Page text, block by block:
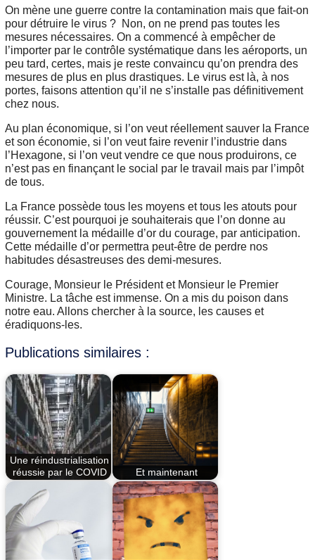
On mène une guerre contre la contamination mais que fait-on
pour détruire le virus ? Non, on ne prend pas toutes les
mesures nécessaires. On a commencé à empêcher de
l’importer par le contrôle systématique dans les aéroports, un
peu tard, certes, mais je reste convaincu qu’on prendra des
mesures de plus en plus drastiques. Le virus est là, à nos
portes, faisons attention qu’il ne s’installe pas définitivement
chez nous.
Au plan économique, si l’on veut réellement sauver la France
et son économie, si l’on veut faire revenir l’industrie dans
l’Hexagone, si l’on veut vendre ce que nous produirons, ce
n’est pas en finançant le social par le travail mais par l’impôt
de tous.
La France possède tous les moyens et tous les atouts pour
réussir. C’est pourquoi je souhaiterais que l’on donne au
gouvernement la médaille d’or du courage, par anticipation.
Cette médaille d’or permettra peut-être de perdre nos
habitudes désastreuses des demi-mesures.
Courage, Monsieur le Président et Monsieur le Premier
Ministre. La tâche est immense. On a mis du poison dans
notre eau. Allons chercher à la source, les causes et
éradiquons-les.
Publications similaires :
Une réindustrialisation
réussie par le COVID
Et maintenant